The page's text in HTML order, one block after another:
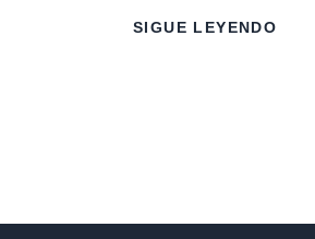
SIGUE LEYENDO